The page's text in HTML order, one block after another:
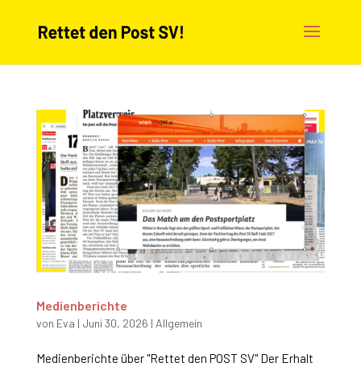
Medienberichte
von Eva | Juni 30, 2026 | Allgemein
Medienberichte über "Rettet den POST SV" Der Erhalt